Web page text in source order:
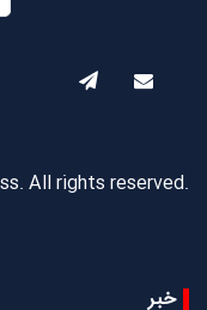
All rights reserved.
خبر